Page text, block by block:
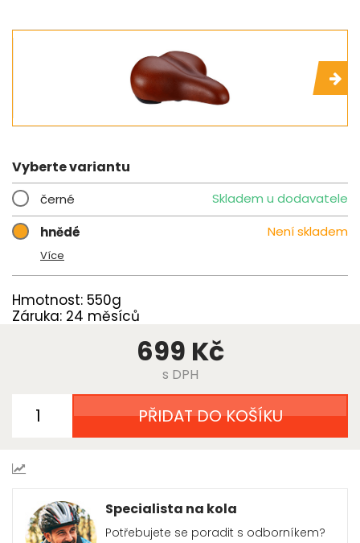
Vyberte variantu
černé
Skladem u dodavatele
hnědé
Není skladem
Více
Hmotnost: 550g
Záruka: 24 měsíců
699 Kč
s DPH
PŘIDAT DO KOŠÍKU
Specialista na kola
Potřebujete se poradit s odborníkem?